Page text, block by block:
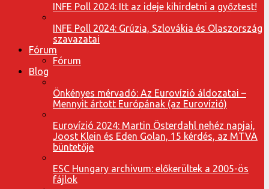
INFE Poll 2024: Itt az ideje kihirdetni a győztest!
INFE Poll 2024: Grúzia, Szlovákia és Olaszország
szavazatai
Fórum
Fórum
Blog
Önkényes mérvadó: Az Eurovízió áldozatai –
Mennyit ártott Európának (az Eurovízió)
Eurovízió 2024: Martin Österdahl nehéz napjai,
Joost Klein és Eden Golan, 15 kérdés, az MTVA
büntetője
ESC Hungary archivum: előkerültek a 2005-ös
fájlok